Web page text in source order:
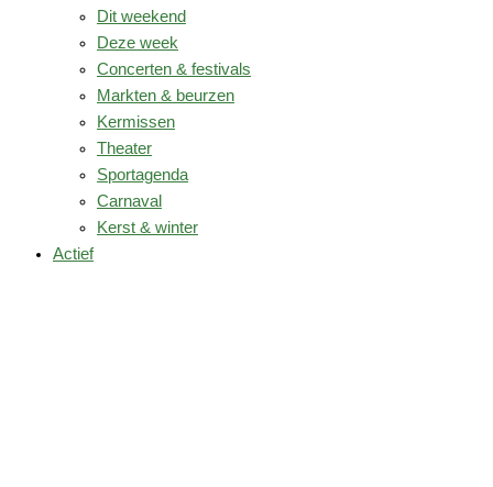
Dit weekend
Deze week
Concerten & festivals
Markten & beurzen
Kermissen
Theater
Sportagenda
Carnaval
Kerst & winter
Actief